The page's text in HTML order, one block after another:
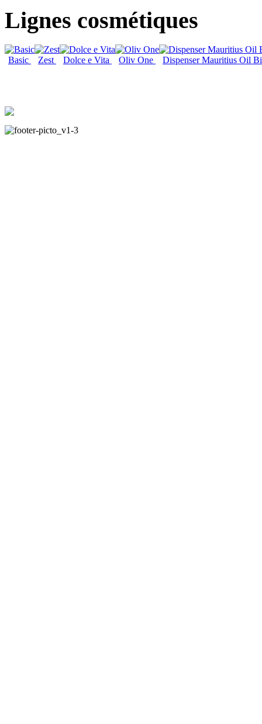
Lignes cosmétiques
Basic Zest Dolce e Vita Oliv One Dispenser Mauritius Oil